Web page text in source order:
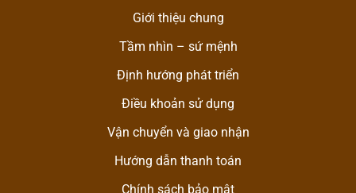
Giới thiệu chung
Tầm nhìn – sứ mệnh
Định hướng phát triển
Điều khoản sử dụng
Vận chuyển và giao nhận
Hướng dẫn thanh toán
Chính sách bảo mật